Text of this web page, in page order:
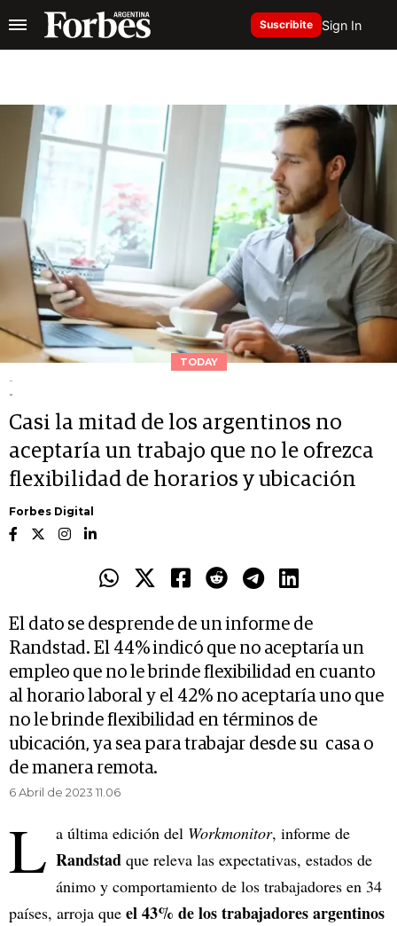
Suscribite Sign In
TODAY
-
-
Casi la mitad de los argentinos no
aceptaría un trabajo que no le ofrezca
flexibilidad de horarios y ubicación
Forbes Digital
El dato se desprende de un informe de
Randstad. El 44% indicó que no aceptaría un
empleo que no le brinde flexibilidad en cuanto
al horario laboral y el 42% no aceptaría uno que
no le brinde flexibilidad en términos de
ubicación, ya sea para trabajar desde su casa o
de manera remota.
6 Abril de 2023 11.06
L a última edición del Workmonitor, informe de
Randstad que releva las expectativas, estados de
ánimo y comportamiento de los trabajadores en 34
países, arroja que el 43% de los trabajadores argentinos